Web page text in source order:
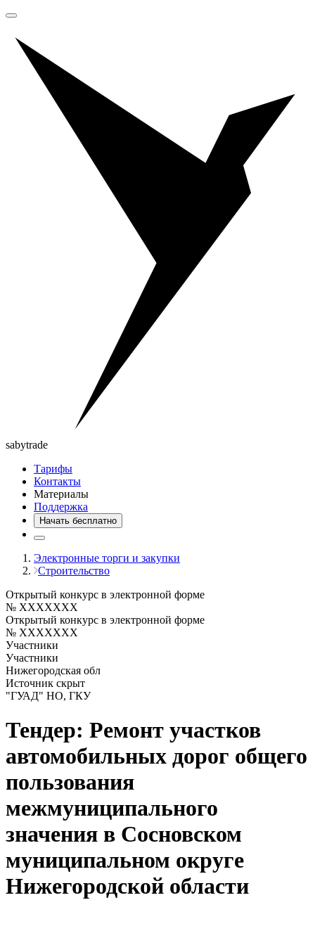
sabytrade
Тарифы
Контакты
Материалы
Поддержка
Начать бесплатно
Электронные торги и закупки
Строительство
Открытый конкурс в электронной форме
№ XXXXXXX
Открытый конкурс в электронной форме
№ XXXXXXX
Участники
Участники
Нижегородская обл
Источник скрыт
"ГУАД" НО, ГКУ
Тендер: Ремонт участков
автомобильных дорог общего
пользования
межмуниципального
значения в Сосновском
муниципальном округе
Нижегородской области